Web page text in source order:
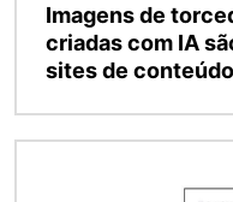
Imagens de
criadas com IA
sites de